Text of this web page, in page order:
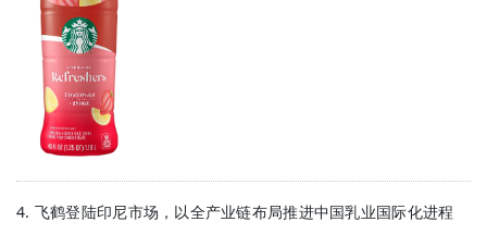
4. 飞鹤登陆印尼市场，以全产业链布局推进中国乳业国际化进程